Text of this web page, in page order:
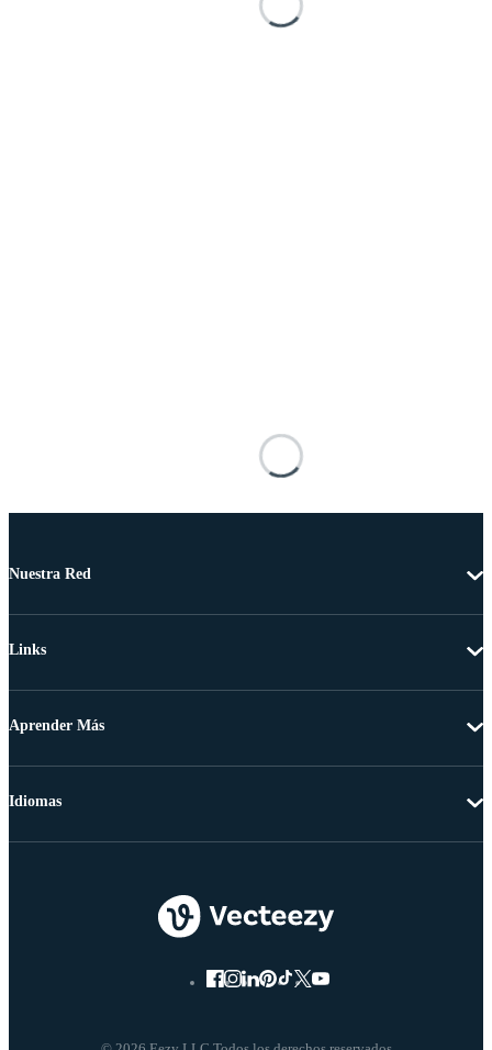
Nuestra Red
Links
Aprender Más
Idiomas